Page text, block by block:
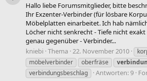
Hallo liebe Forumsmitglieder, bitte
Ihr Exzenter-Verbinder (für lösbare
Möbelplatten einarbeitet. Ich hab
Löcher nicht senkrecht - Tiefe nicht
genau gegenüber - Verbinder...
kniebi Thema 22. November 2010
möbelverbinder
oberfräse
verbindungsbeschlag
Antworten: 9